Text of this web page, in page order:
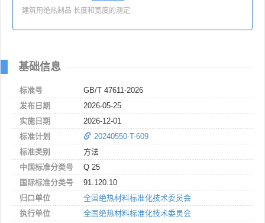
建筑用绝热制品 长度和宽度的测定
基础信息
标准号
GB/T 47611-2026
发布日期
2026-05-25
实施日期
2026-12-01
标准计划
20240550-T-609
标准类别
方法
中国标准分类号
Q 25
国际标准分类号
91.120.10
归口单位
全国绝热材料标准化技术委员会
执行单位
全国绝热材料标准化技术委员会